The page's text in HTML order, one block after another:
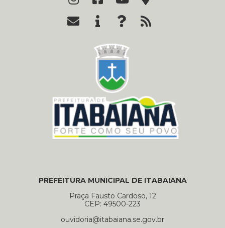
PREFEITURA MUNICIPAL DE ITABAIANA
Praça Fausto Cardoso, 12
CEP: 49500-223
ouvidoria@itabaiana.se.gov.br